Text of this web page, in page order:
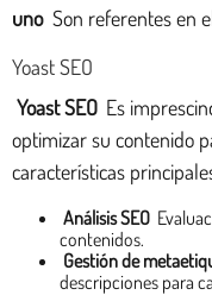
uno Son referentes en
Yoast SEO
Yoast SEO Es
optimizar su contenido
características
Análisis SEO
contenidos.
Gestión de
descripciones para